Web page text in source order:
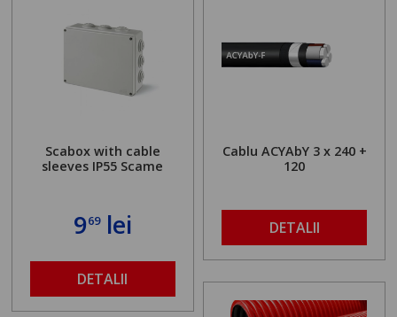
Scabox with cable
sleeves IP55 Scame
969lei
DETALII
Cablu ACYAbY 3 x 240 +
120
DETALII